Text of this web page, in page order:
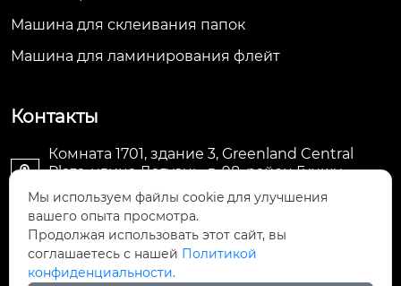
Машина для склеивания папок
Машина для ламинирования флейт
Контакты

Комната 1701, здание 3, Greenland Central
Plaza, улица Дагуань, д. 98, район Гуншу,
Ханчжоу, провинция Чжэцзян, Китай
 machine@royal-packing.com
 +86-571-85829052
Мы используем файлы cookie для улучшения
вашего опыта просмотра.
Продолжая использовать этот сайт, вы
соглашаетесь с нашей Политикой
конфиденциальности.